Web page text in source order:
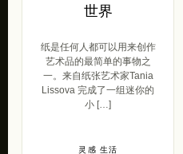
世界
纸是任何人都可以用来创作
艺术品的最简单的事物之
一。来自纸张艺术家Tania
Lissova 完成了一组迷你的
小 […]
灵感 生活